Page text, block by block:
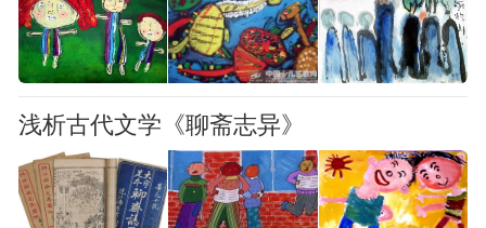
浅析古代文学《聊斋志异》